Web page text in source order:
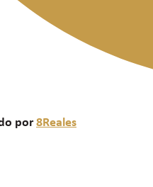
por8Reales